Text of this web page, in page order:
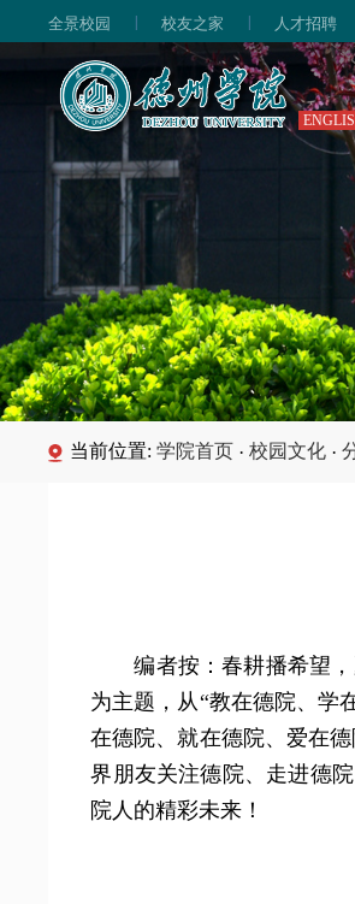
全景校园 | 校友之家 | 人才招聘
当前位置:学院首页 · 校园文化 ·
编者按：春耕播希望
为主题，从“教在德院、学
在德院、就在德院、爱在
界朋友关注德院、走进德
院人的精彩未来！